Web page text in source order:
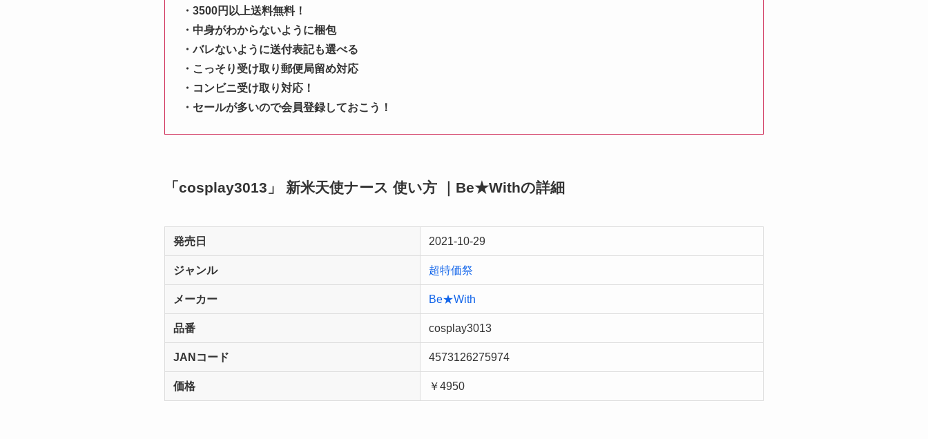
・3500円以上送料無料！
・中身がわからないように梱包
・バレないように送付表記も選べる
・こっそり受け取り郵便局留め対応
・コンビニ受け取り対応！
・セールが多いので会員登録しておこう！
「cosplay3013」 新米天使ナース 使い方 ｜Be★Withの詳細
発売日 2021-10-29
ジャンル 超特価祭
メーカー Be★With
品番 cosplay3013
JANコード 4573126275974
価格 ￥4950